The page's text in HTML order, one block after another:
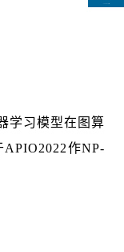
学习模型在图算
作NP-